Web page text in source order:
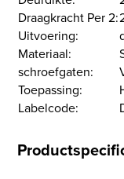
Draagkracht Per 2:
Uitvoering:
Materiaal:
schroefgaten:
Toepassing:
Labelcode: